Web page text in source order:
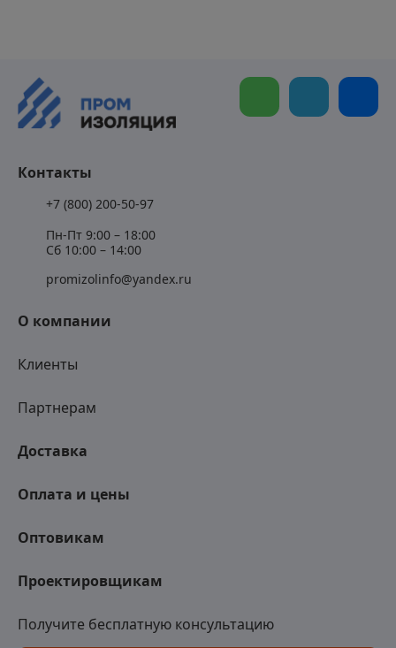
Получите бесплатную консультацию
О компании
Клиенты
Партнерам
Доставка
Оплата и цены
Оптовикам
Проектировщикам
Контакты
+7 (800) 200-50-97
Пн-Пт 9:00 – 18:00
Сб 10:00 – 14:00
promizolinfo@yandex.ru